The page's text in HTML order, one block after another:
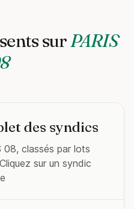
surPARIS
des syndics
08, classés par lots
sur un syndic